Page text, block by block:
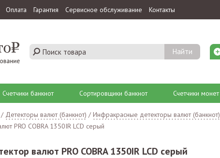
Оплата Гарантия Сервисное обслуживание Контакты
Счетчики банкнот Сортировщики банкнот Счетчики монет
/ Детекторы валют (банкнот) /Инфракрасные детекторы валют (банкнот)
PRO COBRA 1350IR LCD серый
валют PRO COBRA 1350IR LCD серый